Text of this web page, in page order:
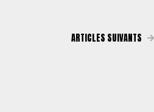
ARTICLES SUIVANTS